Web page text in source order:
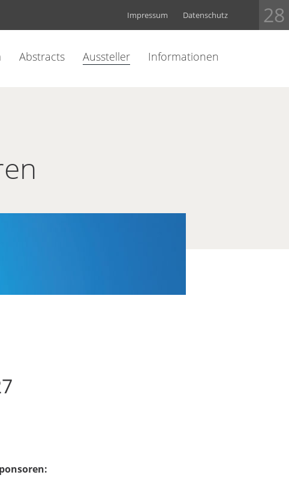
Impressum Datenschutz
Abstracts Aussteller Informationen
28